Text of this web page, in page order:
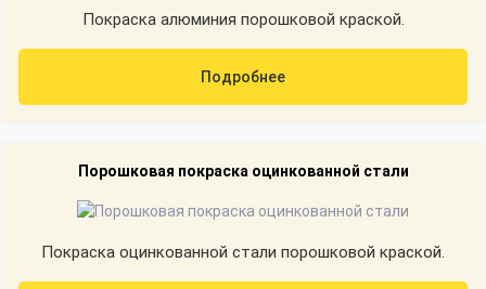
Покраска алюминия порошковой краской.
Подробнее
Порошковая покраска оцинкованной стали
Покраска оцинкованной стали порошковой краской.